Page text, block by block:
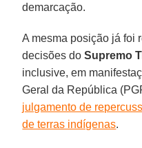
demarcação.
A mesma posição já foi
decisões doSupremo
inclusive, em
Geral da República
julgamento de
de terras indígenas.